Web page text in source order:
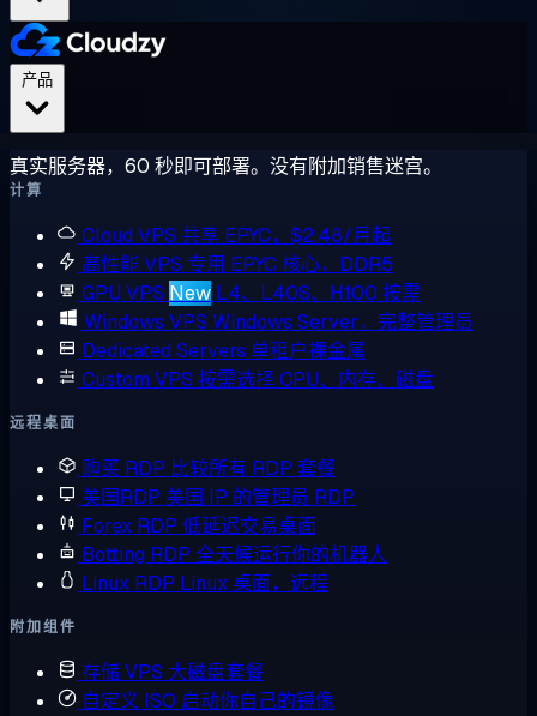
真实服务器，60 秒即可部署。没有附加销售迷宫。
计算
Cloud VPS 共享 EPYC，$2.48/月起
高性能 VPS 专用 EPYC 核心，DDR5
GPU VPS New L4、L40S、H100 按需
Windows VPS Windows Server，完整管理员
Dedicated Servers 单租户裸金属
Custom VPS 按需选择 CPU、内存、磁盘
远程桌面
购买 RDP 比较所有 RDP 套餐
美国RDP 美国 IP 的管理员 RDP
Forex RDP 低延迟交易桌面
Botting RDP 全天候运行你的机器人
Linux RDP Linux 桌面，远程
附加组件
存储 VPS 大磁盘套餐
自定义 ISO 启动你自己的镜像